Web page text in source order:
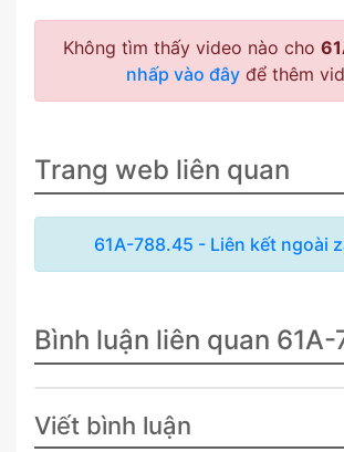
Không tìm thấy video nào cho
nhấp vào đâyđể thêm
Trang web liên quan
61A-788.45 - Liên kết ngoài
Bình luận liên quan
Viết bình luận